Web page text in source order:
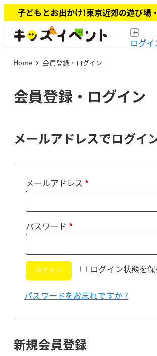
イ
子どもとお出かけ!東京近郊の遊び場
ログイ
Home 会員登録・ログイン
会員登録・ログイン
メールアドレスでログイ
メールアドレス *必
パスワード *必
ログイン状態を
ログイン
パスワードをお忘れですか ?
新規会員登録